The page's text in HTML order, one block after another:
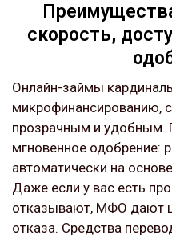
скорость,
Онлайн-займы
микрофинансированию,
прозрачным и удобным.
мгновенное одобрение:
автоматически на
Даже если у вас есть
отказывают, МФО дают
отказа. Средства